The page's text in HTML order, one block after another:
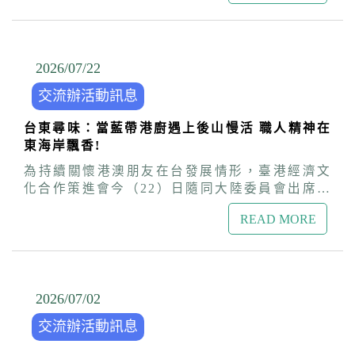
絡。 陸委會港澳蒙藏處處長兼策進會秘書長盧長
水表示，港澳居民帶來的專業技能，以及港澳學
生具備的國際視野與多元背景，都是台灣社會與
產業極力爭取的優秀人才。政府始終抱持開放與
歡迎的態度，積極打造友善的居留與發展環境，
並透過「臺港服務交流辦公室」提供專人專線諮
詢與輔導服務，協助港澳朋友順利融入台灣社
會、安居樂業。 盧長水指出，近年因應區域情勢
轉變與整體國家安全考量，政府有必要建立合理
的安全管理審查機制，不僅是維護台灣民主自由
體制與社會穩定，也是對所有依法依規申請、有
心在台深耕發展的港澳朋友最堅實的保障。陸委
生活、勇敢築夢。 此外，針對港澳朋友擔憂中共
實施「民族團結進步促進法」及日益嚴重的長臂
管轄與跨境鎮壓，如何守護在台生活不受影響，
2026/07/22
交流辦活動訊息
台東尋味：當藍帶港廚遇上後山慢活 職人精神在
東海岸飄香!
為持續關懷港澳朋友在台發展情形，臺港經濟文
化合作策進會今（22）日隨同大陸委員會出席內
政部移民署跨機關聯合關懷列車活動，前往台東
訪視藍帶廚藝港人─主廚黃逸鴻(Andy)，見證其
情感，他受到台東的美景與慢活節奏的吸引，毅
然決定離鄉背井扎根台東，創立「安迪廚房」。
Andy堅持不採低價競爭，並克服食材運輸問題與
READ MORE
2026/07/02
交流辦活動訊息